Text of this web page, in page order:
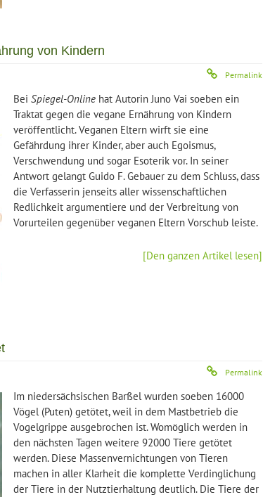
von Kindern
Permalink
Bei Spiegel-Online hat Autorin Juno Vai soeben ein
Traktat gegen die vegane Ernährung von Kindern
veröffentlicht. Veganen Eltern wirft sie eine
Gefährdung ihrer Kinder, aber auch Egoismus,
Verschwendung und sogar Esoterik vor. In seiner
Antwort gelangt Guido F. Gebauer zu dem Schluss, dass
die Verfasserin jenseits aller wissenschaftlichen
Redlichkeit argumentiere und der Verbreitung von
Vorurteilen gegenüber veganen Eltern Vorschub leiste.
[Den ganzen Artikel lesen]
Permalink
Im niedersächsischen Barßelwurden soeben 16000
Vögel (Puten) getötet, weil in dem Mastbetrieb die
Vogelgrippe ausgebrochen ist. Womöglich werden in
den nächsten Tagen weitere 92000 Tiere getötet
werden. Diese Massenvernichtungen von Tieren
machen in aller Klarheit die komplette Verdinglichung
der Tiere in der Nutztierhaltung deutlich. Die Tiere der